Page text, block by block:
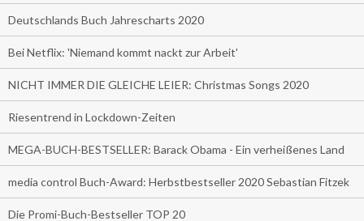
Deutschlands Buch Jahrescharts 2020
Bei Netflix: 'Niemand kommt nackt zur Arbeit'
NICHT IMMER DIE GLEICHE LEIER: Christmas Songs 2020
Riesentrend in Lockdown-Zeiten
MEGA-BUCH-BESTSELLER: Barack Obama - Ein verheißenes Land
media control Buch-Award: Herbstbestseller 2020 Sebastian Fitzek
Die Promi-Buch-Bestseller TOP 20